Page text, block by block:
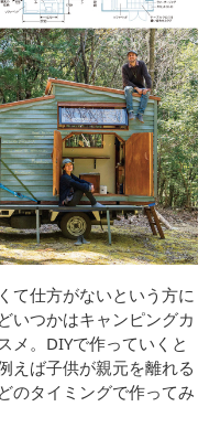
て仕方がないという方に
いつかはキャンピングカ
メ。DIYで作っていくと
えば子供が親元を離れる
のタイミングで作ってみ